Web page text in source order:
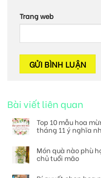
Trang web
Bài viết liên quan
Top 10 mẫu hoa
tháng 11 ý nghĩa
Món quà nào phù
chủ tuổi mão